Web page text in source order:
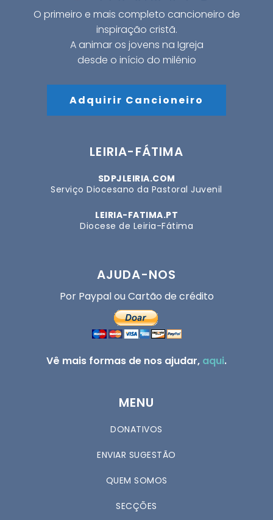
O primeiro e mais completo cancioneiro de
inspiração cristã.
A animar os jovens na Igreja
desde o início do milénio
Adquirir Cancioneiro
LEIRIA-FÁTIMA
SDPJLEIRIA.COM
Serviço Diocesano da Pastoral Juvenil
LEIRIA-FATIMA.PT
Diocese de Leiria-Fátima
AJUDA-NOS
Por Paypal ou Cartão de crédito
Vê mais formas de nos ajudar, aqui.
MENU
DONATIVOS
ENVIAR SUGESTÃO
QUEM SOMOS
SECÇÕES